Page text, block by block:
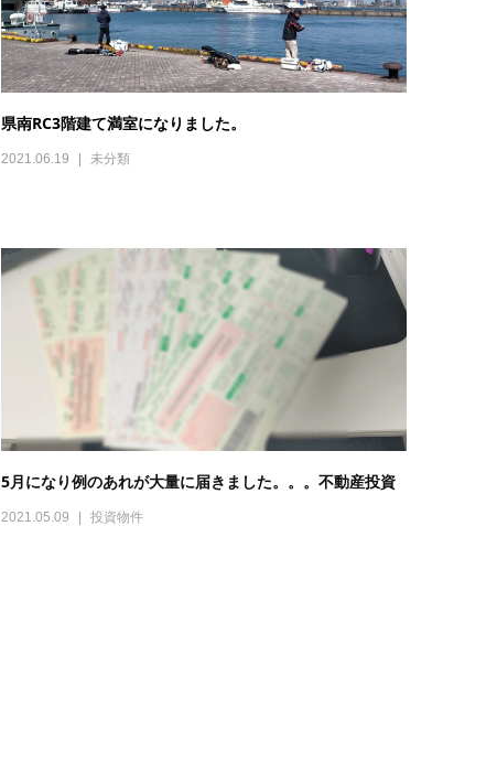
県南RC3階建て満室になりました。
2021.06.19 未分類
5月になり例のあれが大量に届きました。。。不動産投資
2021.05.09 投資物件